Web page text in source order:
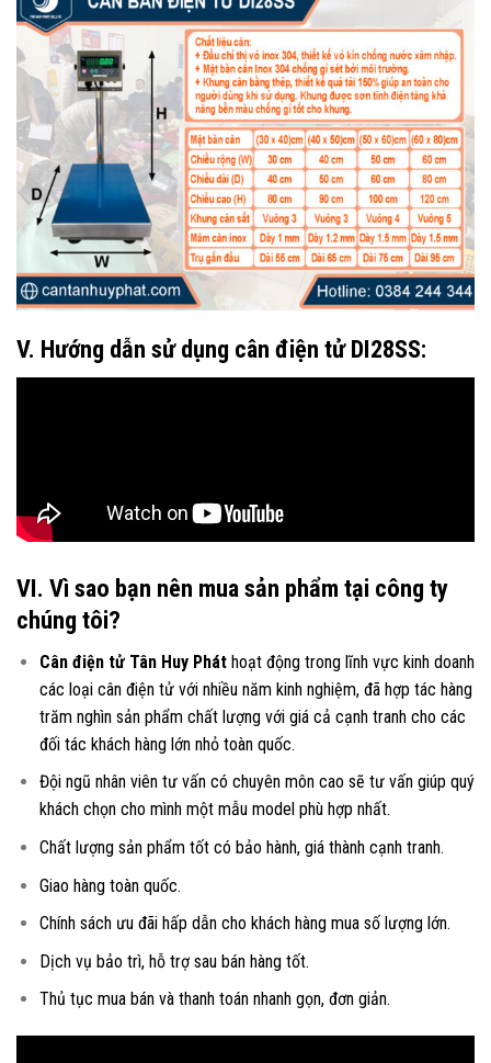
V. Hướng dẫn sử dụng cân điện tử DI28SS:
VI. Vì sao bạn nên mua sản phẩm tại công ty
chúng tôi?
Cân điện tử Tân Huy Pháthoạt động trong lĩnh vực kinh doanh
các loại cân điện tửvới nhiều năm kinh nghiệm, đã hợp tác hàng
trăm nghìn sản phẩm chất lượng với giá cả cạnh tranh cho các
đối tác khách hàng lớn nhỏ toàn quốc.
Đội ngũ nhân viên tư vấn có chuyên môn cao sẽ tư vấn giúp quý
khách chọn cho mình một mẫu model phù hợp nhất.
Chất lượng sản phẩm tốt có bảo hành, giá thành cạnh tranh.
Giao hàng toàn quốc.
Chính sách ưu đãi hấp dẫn cho khách hàng mua số lượng lớn.
Dịch vụ bảo trì, hỗ trợ sau bán hàng tốt.
Thủ tục mua bán và thanh toán nhanh gọn, đơn giản.